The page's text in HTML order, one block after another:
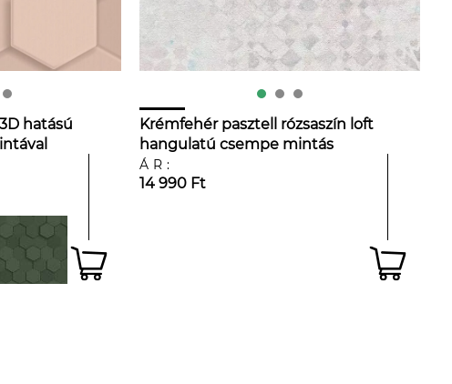
hatású
Krémfehér pasztell rózsaszín loft
hangulatú csempe mintás
dekor tapéta
ÁR:
14 990 Ft